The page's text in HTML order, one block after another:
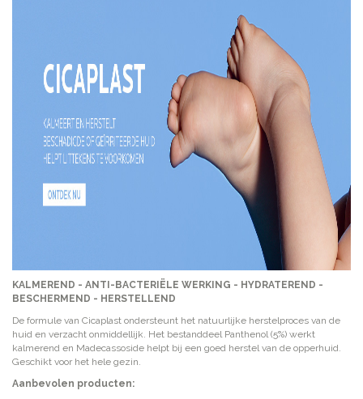
KALMEREND - ANTI-BACTERIËLE WERKING - HYDRATEREND -
BESCHERMEND - HERSTELLEND
De formule van Cicaplast ondersteunt het natuurlijke herstelproces van de
huid en verzacht onmiddellijk. Het bestanddeel Panthenol (5%) werkt
kalmerend en Madecassoside helpt bij een goed herstel van de opperhuid.
Geschikt voor het hele gezin.
Aanbevolen producten: